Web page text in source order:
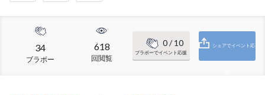
34
ブラボー
618
回閲覧
0/ 10
ブラボーでイベント応援
シェアでイベント応